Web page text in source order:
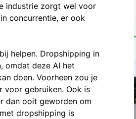
industrie zorgt wel voor
concurrentie, er ook
helpen. Dropshipping in
omdat deze AI het
doen. Voorheen zou je
voor gebruiken. Ook is
dan ooit geworden om
dropshipping is